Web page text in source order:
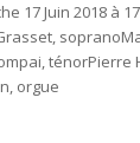
17 Juin 2018 à
ténorPierre
orgue